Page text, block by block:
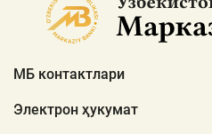
МБ контактлари
Электрон ҳукумат